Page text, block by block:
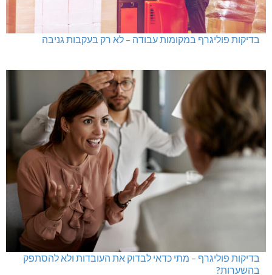
בדיקות פוליגרף במקומות עבודה – לא רק בעקבות גניבה
בדיקות פוליגרף – מתי כדאי לבדוק את העובדות ולא להסתפק
בהשערות?